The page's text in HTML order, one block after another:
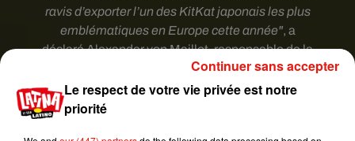
ravis d’exporter l’un des KitKat japonais les plus
emblématiques en Europe cette année", a
déclaré Alexander von Maillot, responsable de la
confiserie chez le géant suisse de l’alimentation.
Le respect de votre vie privée est notre
priorité
Continuer sans accepter